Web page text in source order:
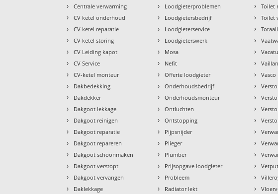
› Centrale verwarming
› CV ketel onderhoud
› CV ketel reparatie
› CV ketel storing
› CV Leiding kapot
› CV Service
› CV-ketel monteur
› Dakbedekking
› Dakdekker
› Dakgoot lekkage
› Dakgoot reinigen
› Dakgoot reparatie
› Dakgoot repareren
› Dakgoot schoonmaken
› Dakgoot verstopt
› Dakgoot vervangen
› Daklekkage
› Loodgieterproblemen
› Loodgietersbedrijf
› Loodgieterservice
› Loodgieterswerk
› Mosa
› Nefit
› Offerte loodgieter
› Onderhoudsbedrijf
› Onderhoudsmonteur
› Ontluchten
› Ontstopping
› Pijpsnijder
› Plieger
› Plumber
› Prijsopgave loodgieter
› Probleem
› Radiator lekt
› Toilet
› Toilet
›
›
›
›
› Vasco
›
›
›
›
›
›
›
›
›
›